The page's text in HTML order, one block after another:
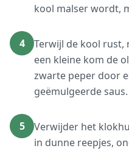
kool malser wordt,
4
Terwijl de kool rust,
een kleine kom de
zwarte peper door
geëmulgeerde saus.
5
Verwijder het
in dunne reepjes,